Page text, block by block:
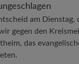
am Dienstag,
gegen den
das